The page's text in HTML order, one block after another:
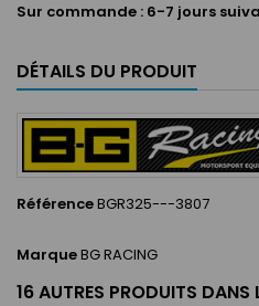
Sur commande : 6-7 jours
DÉTAILS DU PRODUIT
RéférenceBGR325---3807
MarqueBG RACING
16 AUTRES PRODUITS DANS